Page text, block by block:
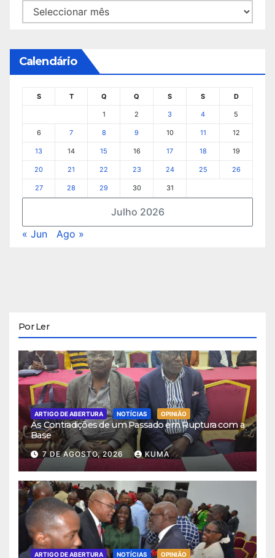
Arquivo
Calendário
Julho 2026
S T Q Q S S D
1 2 3 4 5
6 7 8 9 10 11 12
13 14 15 16 17 18 19
20 21 22 23 24 25 26
27 28 29 30 31
« Jun Ago »
Por Ler
ARTIGO DE ABERTURA NOTÍCIAS OPINIÃO
As Contradições de um Passado em Ruptura com a
Base
7 DE AGOSTO, 2026 KUMA
ARTIGO DE ABERTURA NOTÍCIAS OPINIÃO